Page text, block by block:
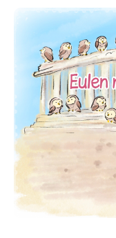
ライター募集